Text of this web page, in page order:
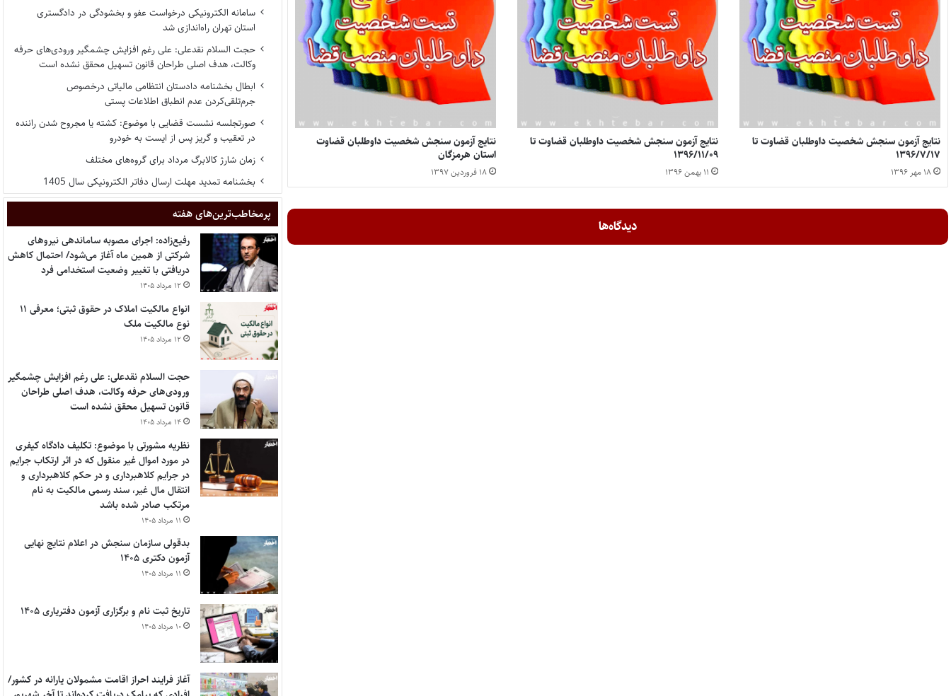
نتایج آزمون سنجش شخصیت داوطلبان قضاوت تا
۱۳۹۶/۷/۱۷
۱۸ مهر ۱۳۹۶
نتایج آزمون سنجش شخصیت داوطلبان قضاوت تا
۱۳۹۶/۱۱/۰۹
۱۱ بهمن ۱۳۹۶
نتایج آزمون سنجش شخصیت داوطلبان قضاوت
استان هرمزگان
۱۸ فروردین ۱۳۹۷
دیدگاه‌ها
سامانه الکترونیکی درخواست عفو و بخشودگی در دادگستری
استان تهران راه‌اندازی شد
حجت السلام نقدعلی: علی رغم افزایش چشمگیر ورودی‌های حرفه
وکالت، هدف اصلی طراحان قانون تسهیل محقق نشده است
ابطال بخشنامه دادستان انتظامی مالیاتی درخصوص
جرم‌تلقی‌کردن عدم انطباق اطلاعات پستی
صورتجلسه نشست قضایی با موضوع: کشته یا مجروح شدن راننده
در تعقیب و گریز پس از ایست به خودرو
زمان شارژ کالابرگ مرداد برای گروه‌های مختلف
بخشنامه تمدید مهلت ارسال دفاتر الکترونیکی سال 1405
پر‌مخاطب‌ترین‌های هفته
رفیع‌زاده: اجرای مصوبه ساماندهی نیروهای
شرکتی از همین ماه آغاز می‌شود/ احتمال کاهش
دریافتی با تغییر وضعیت استخدامی فرد
۱۲ مرداد ۱۴۰۵
انواع مالکیت املاک در حقوق ثبتی؛ معرفی ۱۱
نوع مالکیت ملک
۱۲ مرداد ۱۴۰۵
حجت السلام نقدعلی: علی رغم افزایش چشمگیر
ورودی‌های حرفه وکالت، هدف اصلی طراحان
قانون تسهیل محقق نشده است
۱۴ مرداد ۱۴۰۵
نظریه مشورتی با موضوع: تکلیف دادگاه کیفری
در مورد اموال غیر منقول که در اثر ارتکاب جرایم
در جرایم کلاهبرداری و در حکم کلاهبرداری و
انتقال مال غیر، سند رسمی مالکیت به نام
مرتکب صادر شده باشد
۱۱ مرداد ۱۴۰۵
بدقولی سازمان سنجش در اعلام نتایج نهایی
آزمون دکتری ۱۴۰۵
۱۱ مرداد ۱۴۰۵
تاریخ ثبت نام و برگزاری آزمون دفتریاری ۱۴۰۵
۱۰ مرداد ۱۴۰۵
آغاز فرایند احراز اقامت مشمولان یارانه در کشور/